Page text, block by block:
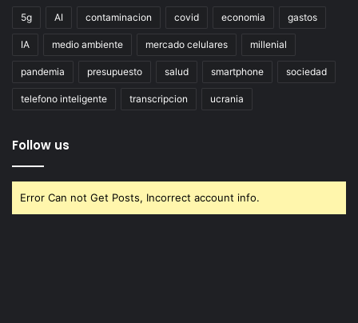
5g AI contaminacion covid economia gastos
IA medio ambiente mercado celulares millenial
pandemia presupuesto salud smartphone sociedad
telefono inteligente transcripcion ucrania
Follow us
Error Can not Get Posts, Incorrect account info.